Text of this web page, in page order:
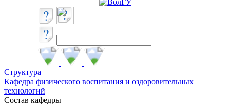
Структура
Кафедра физического воспитания и оздоровительных
технологий
Состав кафедры